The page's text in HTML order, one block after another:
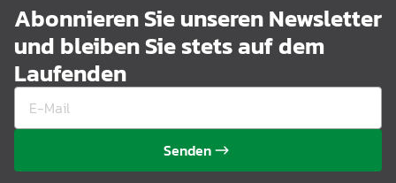
Abonnieren Sie unseren Newsletter
und bleiben Sie stets auf dem
Laufenden
Senden